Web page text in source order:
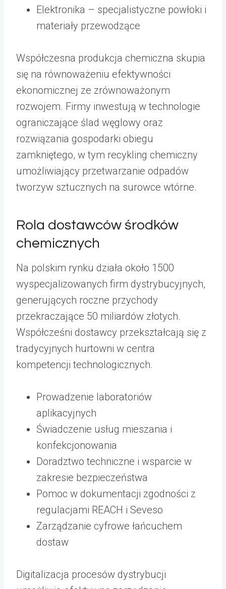
Elektronika – specjalistyczne powłoki i
materiały przewodzące
Współczesna produkcja chemiczna skupia
się na równoważeniu efektywności
ekonomicznej ze zrównoważonym
rozwojem. Firmy inwestują w technologie
ograniczające ślad węglowy oraz
rozwiązania gospodarki obiegu
zamkniętego, w tym recykling chemiczny
umożliwiający przetwarzanie odpadów
tworzyw sztucznych na surowce wtórne.
Rola dostawców środków
chemicznych
Na polskim rynku działa około 1500
wyspecjalizowanych firm dystrybucyjnych,
generujących roczne przychody
przekraczające 50 miliardów złotych.
Współcześni dostawcy przekształcają się z
tradycyjnych hurtowni w centra
kompetencji technologicznych.
Prowadzenie laboratoriów
aplikacyjnych
Świadczenie usług mieszania i
konfekcjonowania
Doradztwo techniczne i wsparcie w
zakresie bezpieczeństwa
Pomoc w dokumentacji zgodności z
regulacjami REACH i Seveso
Zarządzanie cyfrowe łańcuchem
dostaw
Digitalizacja procesów dystrybucji